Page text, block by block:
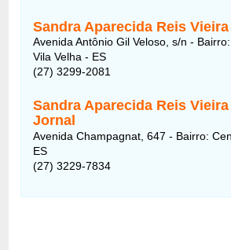
Sandra Aparecida Reis Vieira
Avenida Antônio Gil Veloso, s/n -
Vila Velha - ES
(27) 3299-2081
Sandra Aparecida Reis
Jornal
Avenida Champagnat, 647 - Bairro:
ES
(27) 3229-7834